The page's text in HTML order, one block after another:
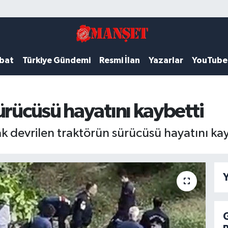
Türkiye Gündemi Resmi İlan Yazarlar YouTube
hayatını kaybetti
devrilen traktörün sürücüsü hayatını